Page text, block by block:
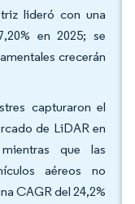
lideró con una
en 2025; se
crecerán
capturaron el
de LiDAR en
que las
aéreos no
CAGR del 24,2%